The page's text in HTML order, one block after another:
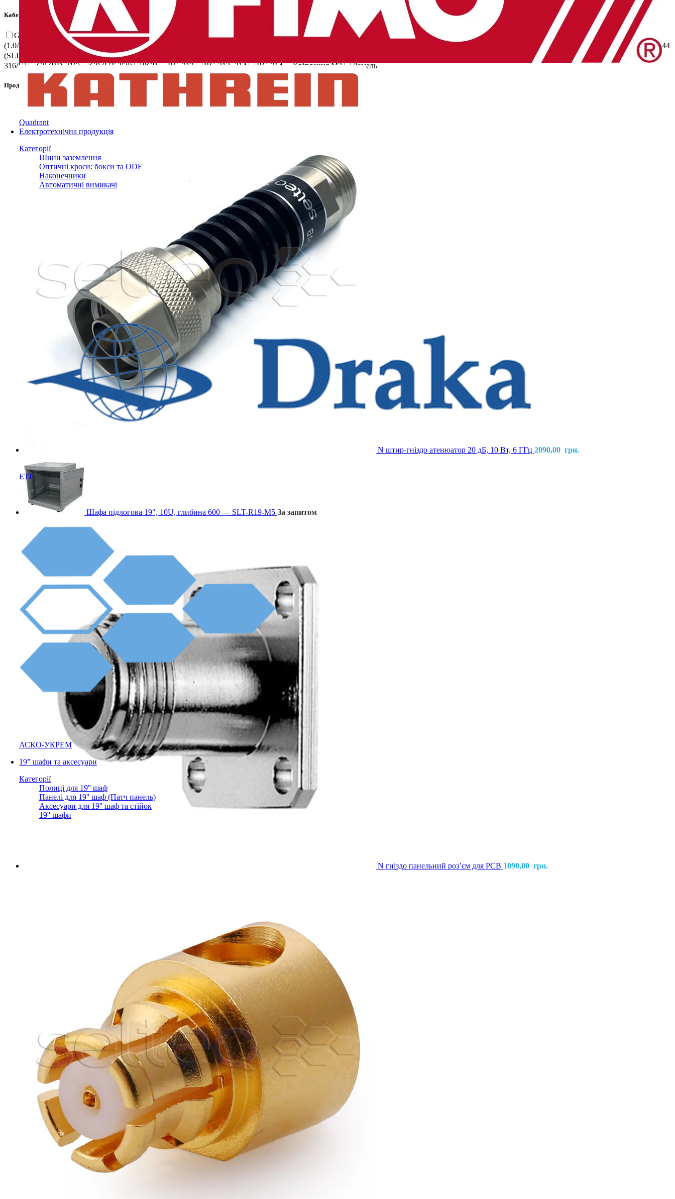
Quadrant
Електротехнічна продукція
Категорії
Шини заземлення
Оптичні кроси: бокси та ODF
Наконечники
Автоматичні вимикачі
ETI
АСКО-УКРЕМ
19” шафи та аксесуари
Категорії
Полиці для 19'' шаф
Панелі для 19'' шаф (Патч панель)
Аксесуари для 19'' шаф та стійок
19'' шафи
Кабельна група
G1 (RG-58C/U) G10 (SSF-141) G11 (SSF-85) G13 (0.4/2.5) G16 (0.6/3.7D) G19 (PSF 1/7M) G2 (RG-59 B/U) G21 (1/2“) G23 (1/2″ Flex) G24 (7/8") G26 (1 5/8")
G27
(1.0/4.6)
G3 (RG-178 B/U) G30 (SLL-240) G41 (0.6/2.8-4.7) G42 (2.7/7.1)
G44
(SLL-200)
G47 (SLL-600) G5 (RG-223/U) G58 (SLL-400-SF) G6 (RG-303/U)
G7 (RG-
316/U)
G8 (RD-316) G9 (UT-250) PCB RG-213 RG-213,-214 RG-214 Кріплення M3 Ламель
Продукти
N штир-гніздо атенюатор 20 дБ, 10 Вт, 6 ГГц 2090,00 грн.
Шафа підлогова 19″, 10U, глибина 600 — SLT-R19-M5 За запитом
N гніздо панельний розʼєм для PCB 1090,00 грн.